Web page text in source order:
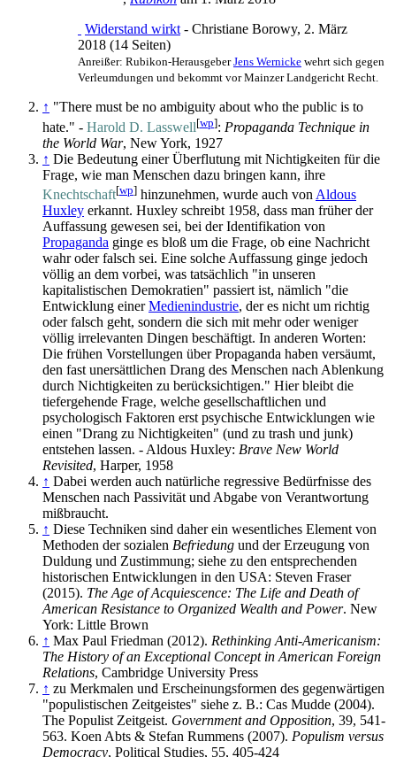
Widerstand wirkt- Christiane Borowy, 2. März
2018 (14 Seiten)
Anreißer: Rubikon-HerausgeberJens Wernicke wehrt sich gegen
Verleumdungen und bekommt vor Mainzer Landgericht Recht.
↑ "There must be no ambiguity about who the public is to
hate." - Harold D. Lasswell[wp]: Propaganda Technique in
the World War, New York, 1927
↑ Die Bedeutung einer Überflutung mit Nichtigkeiten für die
Frage, wie man Menschen dazu bringen kann, ihre
Knechtschaft[wp] hinzunehmen, wurde auch von Aldous
Huxley erkannt. Huxley schreibt 1958, dass man früher der
Auffassung gewesen sei, bei der Identifikation von
Propaganda ginge es bloß um die Frage, ob eine Nachricht
wahr oder falsch sei. Eine solche Auffassung ginge jedoch
völlig an dem vorbei, was tatsächlich "in unseren
kapitalistischen Demokratien" passiert ist, nämlich "die
Entwicklung einerMedien­industrie, der es nicht um richtig
oder falsch geht, sondern die sich mit mehr oder weniger
völlig irrelevanten Dingen beschäftigt. In anderen Worten:
Die frühen Vorstellungen über Propaganda haben versäumt,
den fast unersättlichen Drang des Menschen nach Ablenkung
durch Nichtig­keiten zu berücksichtigen." Hier bleibt die
tiefer­gehende Frage, welche gesellschaftlichen und
psychologisch Faktoren erst psychische Entwicklungen wie
einen "Drang zu Nichtigkeiten" (und zu trash und junk)
entstehen lassen. - Aldous Huxley: Brave New World
Revisited, Harper, 1958
↑ Dabei werden auch natürliche regressive Bedürfnisse des
Menschen nach Passivität und Abgabe von Verantwortung
mißbraucht.
↑ Diese Techniken sind daher ein wesentliches Element von
Methoden der sozialen Befriedung und der Erzeugung von
Duldung und Zustimmung; siehe zu den entsprechenden
historischen Entwicklungen in den USA: Steven Fraser
(2015). The Age of Acquiescence: The Life and Death of
American Resistance to Organized Wealth and Power. New
York: Little Brown
↑ Max Paul Friedman (2012). Rethinking Anti-Americanism:
The History of an Exceptional Concept in American Foreign
Relations, Cambridge University Press
↑ zu Merkmalen und Erscheinungsformen des gegenwärtigen
"populistischen Zeitgeistes" siehe z. B.: Cas Mudde (2004).
The Populist Zeitgeist. Government and Opposition, 39, 541-
563. Koen Abts & Stefan Rummens (2007). Populism versus
Democracy, Political Studies, 55, 405-424